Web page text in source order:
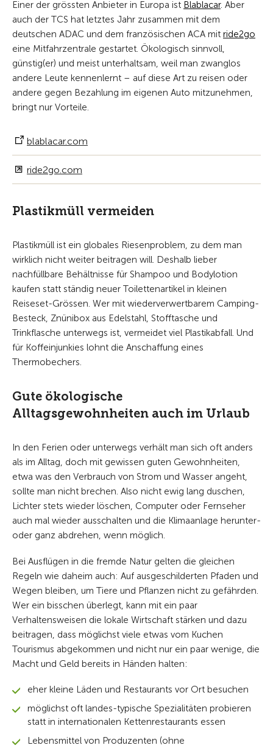
Einer der grössten Anbieter in Europa ist Blablacar. Aber
auch der TCS hat letztes Jahr zusammen mit dem
deutschen ADAC und dem französischen ACA mit ride2go
eine Mitfahrzentrale gestartet. Ökologisch sinnvoll,
günstig(er) und meist unterhaltsam, weil man zwanglos
andere Leute kennenlernt – auf diese Art zu reisen oder
andere gegen Bezahlung im eigenen Auto mitzunehmen,
bringt nur Vorteile.
blablacar.com
ride2go.com
Plastikmüll vermeiden
Plastikmüll ist ein globales Riesenproblem, zu dem man
wirklich nicht weiter beitragen will. Deshalb lieber
nachfüllbare Behältnisse für Shampoo und Bodylotion
kaufen statt ständig neuer Toilettenartikel in kleinen
Reiseset-Grössen. Wer mit wiederverwertbarem Camping-
Besteck, Znünibox aus Edelstahl, Stofftasche und
Trinkflasche unterwegs ist, vermeidet viel Plastikabfall. Und
für Koffeinjunkies lohnt die Anschaffung eines
Thermobechers.
Gute ökologische
Alltagsgewohnheiten auch im Urlaub
In den Ferien oder unterwegs verhält man sich oft anders
als im Alltag, doch mit gewissen guten Gewohnheiten,
etwa was den Verbrauch von Strom und Wasser angeht,
sollte man nicht brechen. Also nicht ewig lang duschen,
Lichter stets wieder löschen, Computer oder Fernseher
auch mal wieder ausschalten und die Klimaanlage herunter-
oder ganz abdrehen, wenn möglich.
Bei Ausflügen in die fremde Natur gelten die gleichen
Regeln wie daheim auch: Auf ausgeschilderten Pfaden und
Wegen bleiben, um Tiere und Pflanzen nicht zu gefährden.
Wer ein bisschen überlegt, kann mit ein paar
Verhaltensweisen die lokale Wirtschaft stärken und dazu
beitragen, dass möglichst viele etwas vom Kuchen
Tourismus abgekommen und nicht nur ein paar wenige, die
Macht und Geld bereits in Händen halten:
eher kleine Läden und Restaurants vor Ort besuchen
möglichst oft landes-typische Spezialitäten probieren
statt in internationalen Kettenrestaurants essen
Lebensmittel von Produzenten (ohne